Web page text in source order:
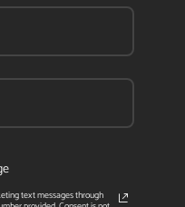
text messages through